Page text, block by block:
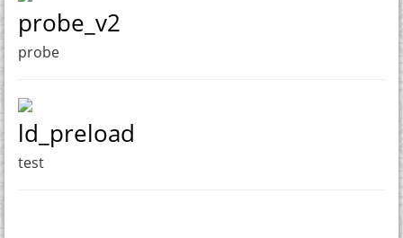
probe_v2
probe
ld_preload
test